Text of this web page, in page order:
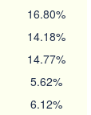
16.80%
14.18%
14.77%
5.62%
6.12%